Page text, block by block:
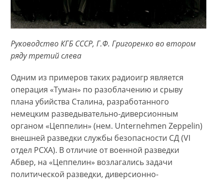
Руководство КГБ СССР, Г.Ф. Григоренко во втором
ряду третий слева
Одним из примеров таких радиоигр является
операция «Туман» по разоблачению и срыву
плана убийства Сталина, разработанного
немецким разведывательно-диверсионным
органом «Цеппелин» (нем. Unternehmen Zeppelin)
внешней разведки службы безопасности СД (VI
отдел РСХА). В отличие от военной разведки
Абвер, на «Цеппелин» возлагались задачи
политической разведки, диверсионно-